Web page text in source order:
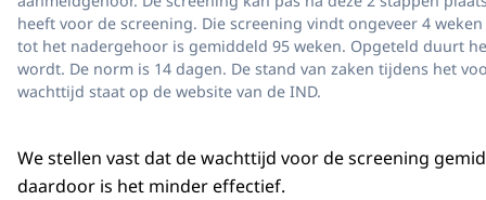
heeft voor de screening. Die screening vindt ongeveer 4
tot het nadergehoor is gemiddeld 95 weken. Opgeteld duurt
wordt. De norm is 14 dagen. De stand van zaken tijdens het
wachttijd staat op de website van de IND.
We stellen vast dat de wachttijd voor de screening
daardoor is het minder effectief.